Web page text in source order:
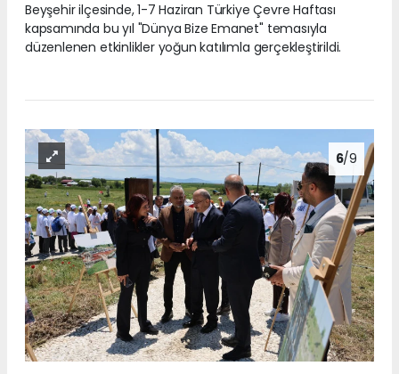
Beyşehir ilçesinde, 1-7 Haziran Türkiye Çevre Haftası
kapsamında bu yıl "Dünya Bize Emanet" temasıyla
düzenlenen etkinlikler yoğun katılımla gerçekleştirildi.
6/9